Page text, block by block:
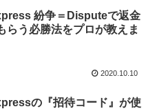
紛争＝Disputeで返金
らう必勝法をプロが教えま
2020.10.10
の『招待コード』が使